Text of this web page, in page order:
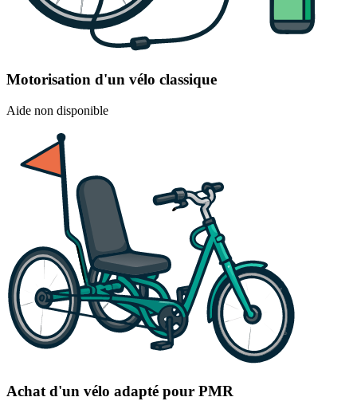
Motorisation d'un vélo classique
Aide non disponible
Achat d'un vélo adapté pour PMR